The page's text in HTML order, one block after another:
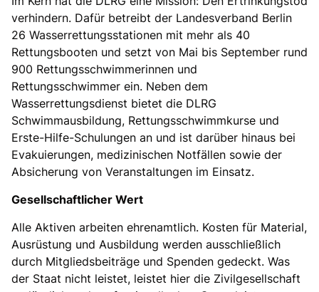
verhindern. Dafür betreibt der Landesverband Berlin
26 Wasserrettungsstationen mit mehr als 40
Rettungsbooten und setzt von Mai bis September rund
900 Rettungsschwimmerinnen und
Rettungsschwimmer ein. Neben dem
Wasserrettungsdienst bietet die DLRG
Schwimmausbildung, Rettungsschwimmkurse und
Erste-Hilfe-Schulungen an und ist darüber hinaus bei
Evakuierungen, medizinischen Notfällen sowie der
Absicherung von Veranstaltungen im Einsatz.
Gesellschaftlicher Wert
Alle Aktiven arbeiten ehrenamtlich. Kosten für Material,
Ausrüstung und Ausbildung werden ausschließlich
durch Mitgliedsbeiträge und Spenden gedeckt. Was
der Staat nicht leistet, leistet hier die Zivilgesellschaft